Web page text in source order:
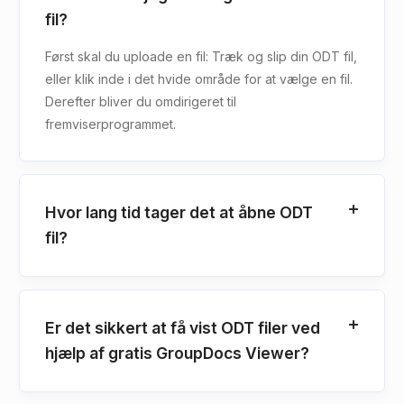
fil?
Først skal du uploade en fil: Træk og slip din ODT fil,
eller klik inde i det hvide område for at vælge en fil.
Derefter bliver du omdirigeret til
fremviserprogrammet.
Hvor lang tid tager det at åbne ODT
fil?
Er det sikkert at få vist ODT filer ved
hjælp af gratis GroupDocs Viewer?